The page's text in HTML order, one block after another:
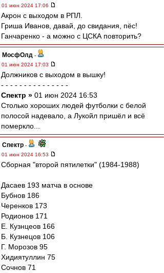
01 июн 2024 17:06
Акрон с выходом в РПЛ.
Гриша Иванов, давай, до свидания, пёс!
Ганчаренко - а можно с ЦСКА повторить?
МосфОлд -
01 июн 2024 17:03
Должников с выходом в вышку!
- - - - - - - - - - - - - - -
Спектр » 01 июн 2024 16:53
Столько хороших людей футболки с белой
полосой надевало, а Лукойл пришёл и всё
померкло...
Спектр -
01 июн 2024 16:53
Сборная "второй пятилетки" (1984-1988)
Дасаев 193 матча в основе
Бубнов 186
Черенков 173
Родионов 171
Е. Кузнцеов 166
Б. Кузнецов 106
Г. Морозов 95
Хидиятуллин 75
Сочнов 71